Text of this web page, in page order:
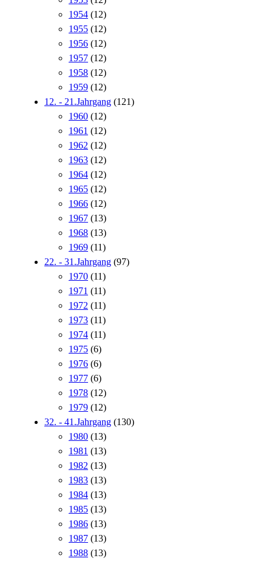
1954 (12)
1955 (12)
1956 (12)
1957 (12)
1958 (12)
1959 (12)
12. - 21.Jahrgang (121)
1960 (12)
1961 (12)
1962 (12)
1963 (12)
1964 (12)
1965 (12)
1966 (12)
1967 (13)
1968 (13)
1969 (11)
22. - 31.Jahrgang (97)
1970 (11)
1971 (11)
1972 (11)
1973 (11)
1974 (11)
1975 (6)
1976 (6)
1977 (6)
1978 (12)
1979 (12)
32. - 41.Jahrgang (130)
1980 (13)
1981 (13)
1982 (13)
1983 (13)
1984 (13)
1985 (13)
1986 (13)
1987 (13)
1988 (13)